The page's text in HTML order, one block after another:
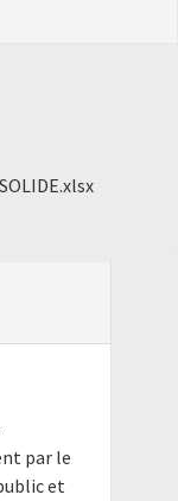
par le
et